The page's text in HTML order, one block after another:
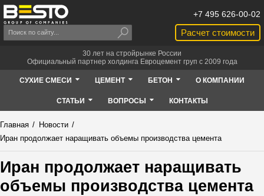
Расчет стоимости
+7 495 626-00-02
30 лет на стройрынке России
Официальный партнер холдинга Евроцемент груп с 2009 года
СУХИЕ СМЕСИ ЦЕМЕНТ БЕТОН О КОМПАНИИ
СТАТЬИ ВОПРОСЫ КОНТАКТЫ
Главная / Новости /
Иран продолжает наращивать объемы производства цемента
Иран продолжает наращивать
объемы производства цемента